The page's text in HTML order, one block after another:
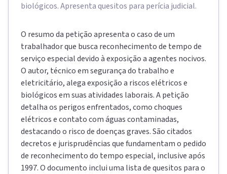
biológicos. Apresenta quesitos para perícia judicial.
O resumo da petição apresenta o caso de um
trabalhador que busca reconhecimento de tempo de
serviço especial devido à exposição a agentes nocivos.
O autor, técnico em segurança do trabalho e
eletricitário, alega exposição a riscos elétricos e
biológicos em suas atividades laborais. A petição
detalha os perigos enfrentados, como choques
elétricos e contato com águas contaminadas,
destacando o risco de doenças graves. São citados
decretos e jurisprudências que fundamentam o pedido
de reconhecimento do tempo especial, inclusive após
1997. O documento inclui uma lista de quesitos para o